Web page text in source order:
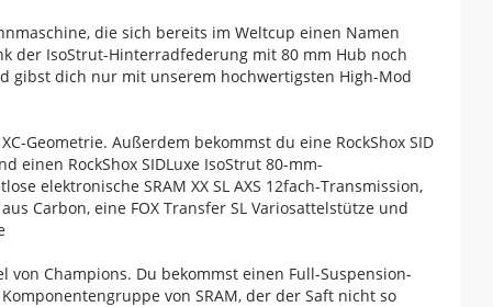
die sich bereits im Weltcup einen Namen
der IsoStrut-Hinterradfederung mit 80 mm Hub noch
gibst dich nur mit unserem hochwertigsten High-Mod
Geometrie. Außerdem bekommst du eine RockShox SID
einen RockShox SIDLuxe IsoStrut 80-mm-
elektronische SRAM XX SL AXS 12fach-Transmission,
Carbon, eine FOX Transfer SL Variosattelstütze und
von Champions. Du bekommst einen Full-Suspension-
von SRAM, der der Saft nicht so